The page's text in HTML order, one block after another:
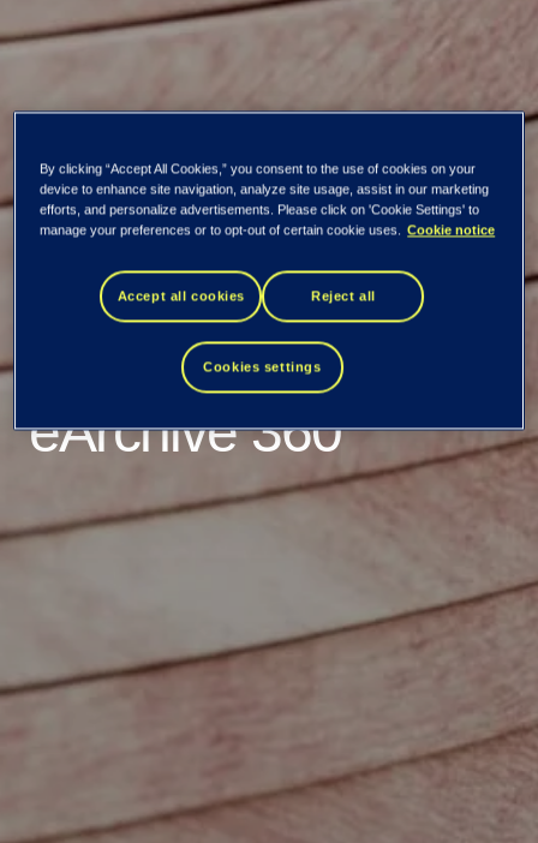
Nyheder
Rigsadvokaten
implementerer
eArchive 360°
By clicking “Accept All Cookies,” you consent to the use of cookies on your
device to enhance site navigation, analyze site usage, assist in our marketing
efforts, and personalize advertisements. Please click on 'Cookie Settings' to
manage your preferences or to opt-out of certain cookie uses. Cookie notice
Accept all cookies Reject all
Cookies settings